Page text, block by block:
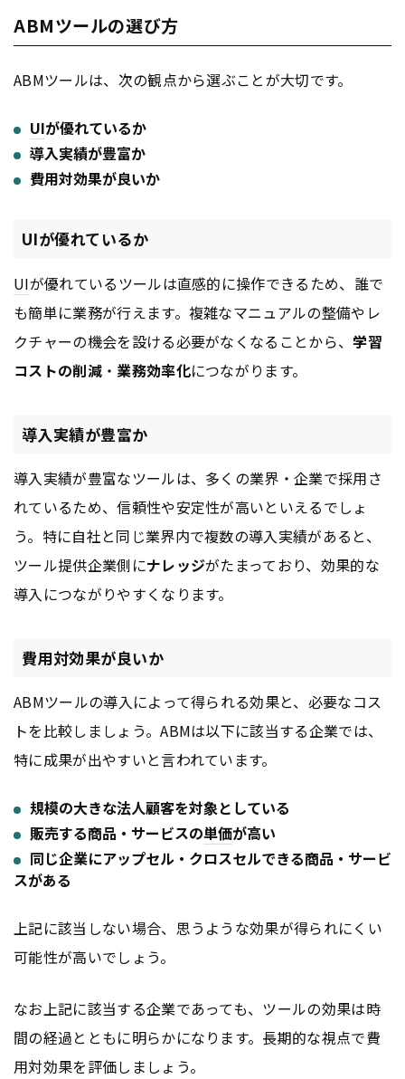
ABMツールの選び方
ABMツールは、次の観点から選ぶことが大切です。
UIが優れているか
導入実績が豊富か
費用対効果が良いか
UIが優れているか
UIが優れているツールは直感的に操作できるため、誰で
も簡単に業務が行えます。複雑なマニュアルの整備やレ
クチャーの機会を設ける必要がなくなることから、学習
コストの削減・ 業務効率化につながります。
導入実績が豊富か
導入実績が豊富なツールは、多くの業界・企業で採用さ
れているため、信頼性や安定性が高いといえるでしょ
う。特に自社と同じ業界内で複数の導入実績があると、
ツール提供企業側にナレッジがたまっており、効果的な
導入につながりやすくなります。
費用対効果が良いか
ABMツールの導入によって得られる効果と、必要なコス
トを比較しましょう。ABMは以下に該当する企業では、
特に成果が出やすいと言われています。
規模の大きな法人顧客を対象としている
販売する商品・サービスの単価が高い
同じ企業にアップセル・クロスセルできる商品・サービ
スがある
上記に該当しない場合、思うような効果が得られにくい
可能性が高いでしょう。
なお上記に該当する企業であっても、ツールの効果は時
間の経過とともに明らかになります。長期的な視点で費
用対効果を評価しましょう。